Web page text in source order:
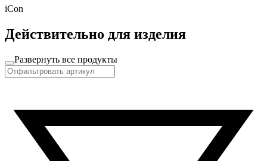
iCon
Действительно для изделия
Развернуть все продукты